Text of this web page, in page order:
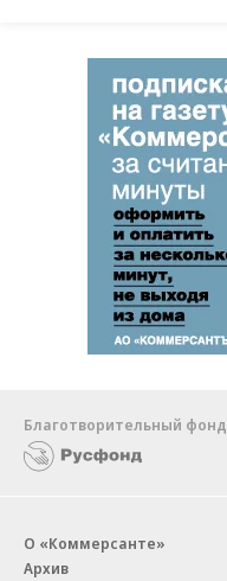
Благотворительный фонд
О «Коммерсанте»
Архив